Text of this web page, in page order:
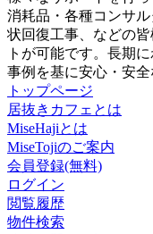
消耗品・各種コンサ
状回復工事、などの
トが可能です。長期
事例を基に安心・安全
トップページ
居抜きカフェとは
MiseHajiとは
MiseTojiのご案内
会員登録(無料)
ログイン
閲覧履歴
物件検索